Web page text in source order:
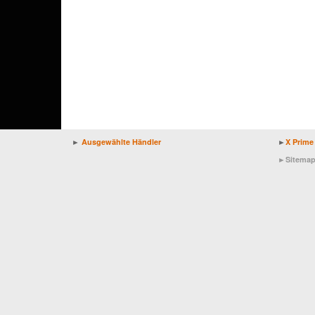
► Ausgewählte Händler ► X Prime
► Sitemap